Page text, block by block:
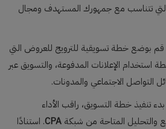
التي تتناسب مع جمهورك المستهدف ومجال
بوضع خطة تسويقية للترويج للعروض التي
استخدام الإعلانات المدفوعة، والتسويق عبر
التواصل الاجتماعي والمدونات.
تنفيذ خطة التسويق، راقب الأداء
والتحليل المتاحة من شبكة CPA. استنادًا